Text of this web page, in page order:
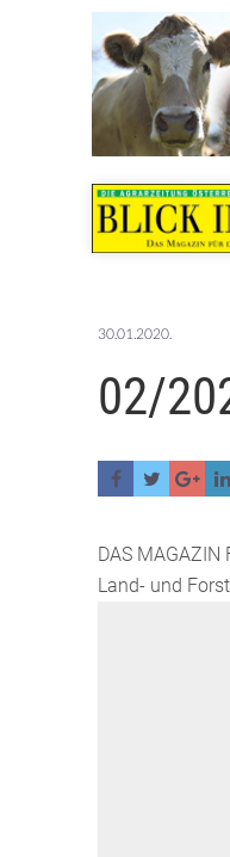
30.01.2020.
02/
DAS
Land- und